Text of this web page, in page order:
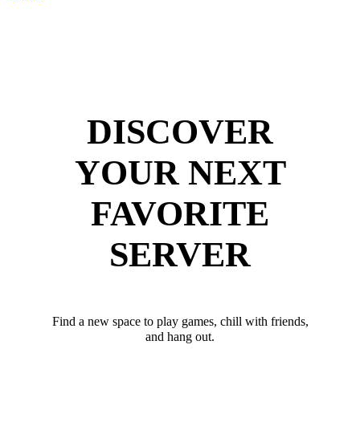
DISCOVER
YOUR NEXT
FAVORITE
SERVER
Find a new space to play games, chill with friends,
and hang out.